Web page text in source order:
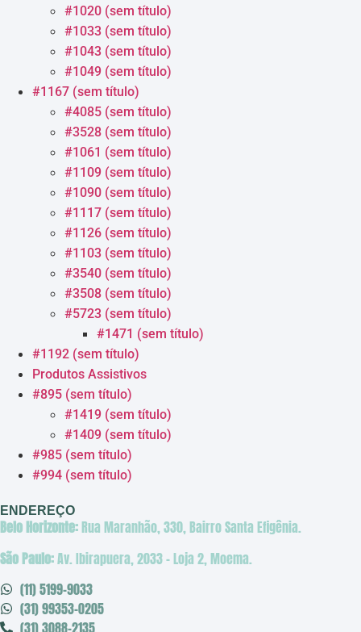
#1020 (sem título)
#1033 (sem título)
#1043 (sem título)
#1049 (sem título)
#1167 (sem título)
#4085 (sem título)
#3528 (sem título)
#1061 (sem título)
#1109 (sem título)
#1090 (sem título)
#1117 (sem título)
#1126 (sem título)
#1103 (sem título)
#3540 (sem título)
#3508 (sem título)
#5723 (sem título)
#1471 (sem título)
#1192 (sem título)
Produtos Assistivos
#895 (sem título)
#1419 (sem título)
#1409 (sem título)
#985 (sem título)
#994 (sem título)
ENDEREÇO
Belo Horizonte:Rua Maranhão, 330, Bairro Santa Efigênia.
São Paulo:Av. Ibirapuera, 2033 – Loja 2, Moema.
(11) 5199-9033
(31) 99353-0205